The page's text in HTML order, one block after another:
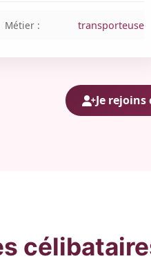
Métier : transporteuse
Je